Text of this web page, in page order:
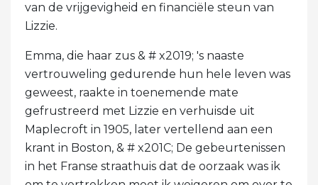
van de vrijgevigheid en financiële steun van
Lizzie.
Emma, ​​die haar zus & # x2019; 's naaste
vertrouweling gedurende hun hele leven was
geweest, raakte in toenemende mate
gefrustreerd met Lizzie en verhuisde uit
Maplecroft in 1905, later vertellend aan een
krant in Boston, & # x201C; De gebeurtenissen
in het Franse straathuis dat de oorzaak was ik